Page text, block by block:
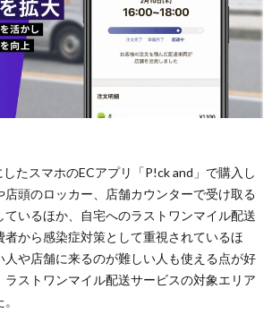
たスマホのECアプリ「P!ck and」で購入し
店頭のロッカー、店舗カウンターで受け取る
ているほか、自宅へのラストワンマイル配送
から感染症対策として重視されているほ
人や店舗に来るのが難しい人も使える点が好
ストワンマイル配送サービスの対象エリア